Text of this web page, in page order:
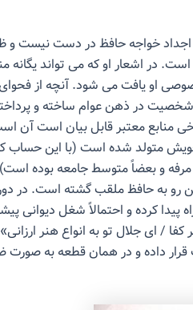
اجداد خواجه حافظ در دست نیست و
در اشعار او که می تواند یگانه
او یافت می شود. آنچه از
در ذهن عوام ساخته و
منابع معتبر قابل بیان است آن
متولد شده است (با این حساب
و بعضاً متوسط جامعه بوده است)
رو به حافظ ملقب گشته است. در
دربار راه پیدا کرده و احتمالاً شغل
کفا / ای جلال تو به انواع هنر
قرار داده و در همان قطعه به